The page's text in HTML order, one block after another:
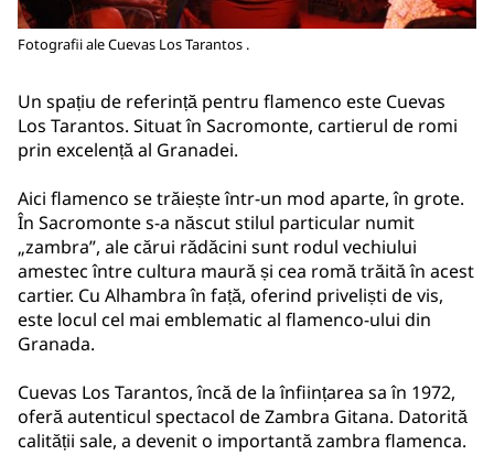
Fotografii ale Cuevas Los Tarantos .
Un spațiu de referință pentru flamenco este Cuevas
Los Tarantos. Situat în Sacromonte, cartierul de romi
prin excelență al Granadei.
Aici flamenco se trăiește într-un mod aparte, în grote.
În Sacromonte s-a născut stilul particular numit
„zambra”, ale cărui rădăcini sunt rodul vechiului
amestec între cultura maură și cea romă trăită în acest
cartier. Cu Alhambra în față, oferind priveliști de vis,
este locul cel mai emblematic al flamenco-ului din
Granada.
Cuevas Los Tarantos, încă de la înființarea sa în 1972,
oferă autenticul spectacol de Zambra Gitana. Datorită
calității sale, a devenit o importantă zambra flamenca.